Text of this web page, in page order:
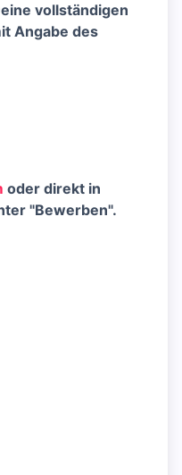
vollständigen
Angabe des
oder direkt in
"Bewerben".